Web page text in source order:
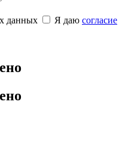
данных Я даю согласие